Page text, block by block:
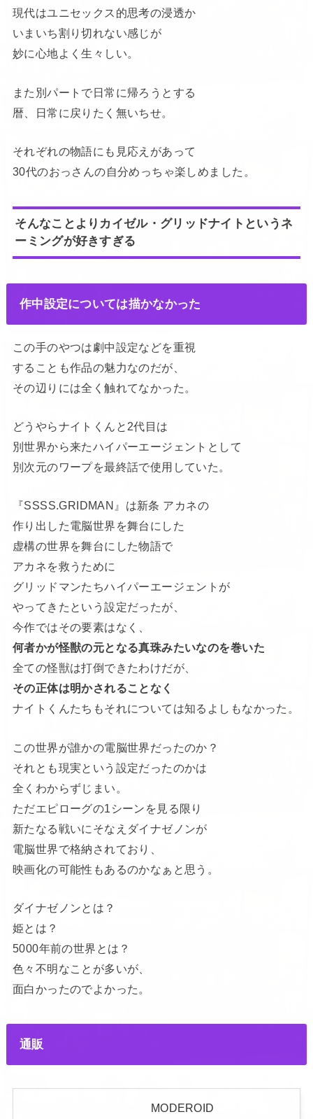
現代はユニセックス的思考の浸透か
いまいち割り切れない感じが
妙に心地よく生々しい。
また別パートで日常に帰ろうとする
暦、日常に戻りたく無いちせ。
それぞれの物語にも見応えがあって
30代のおっさんの自分めっちゃ楽しめました。
そんなことよりカイゼル・グリッドナイトというネ
ーミングが好きすぎる
作中設定については描かなかった
この手のやつは劇中設定などを重視
することも作品の魅力なのだが、
その辺りには全く触れてなかった。
どうやらナイトくんと2代目は
別世界から来たハイパーエージェントとして
別次元のワープを最終話で使用していた。
『SSSS.GRIDMAN』は新条 アカネの
作り出した電脳世界を舞台にした
虚構の世界を舞台にした物語で
アカネを救うために
グリッドマンたちハイパーエージェントが
やってきたという設定だったが、
今作ではその要素はなく、
何者かが怪獣の元となる真珠みたいなのを巻いた
全ての怪獣は打倒できたわけだが、
その正体は明かされることなく
ナイトくんたちもそれについては知るよしもなかった。
この世界が誰かの電脳世界だったのか？
それとも現実という設定だったのかは
全くわからずじまい。
ただエピローグの1シーンを見る限り
新たなる戦いにそなえダイナゼノンが
電脳世界で格納されており、
映画化の可能性もあるのかなぁと思う。
ダイナゼノンとは？
姫とは？
5000年前の世界とは？
色々不明なことが多いが、
面白かったのでよかった。
通販
MODEROID